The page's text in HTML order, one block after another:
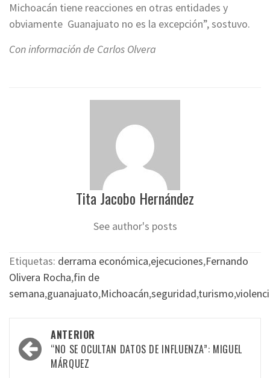
Michoacán tiene reacciones en otras entidades y
obviamente Guanajuato no es la excepción”, sostuvo.
Con información de Carlos Olvera
Tita Jacobo Hernández
See author's posts
Etiquetas: derrama económica,ejecuciones,Fernando
Olivera Rocha,fin de
semana,guanajuato,Michoacán,seguridad,turismo,
Navegación
por
ANTERIOR
“NO SE OCULTAN DATOS DE INFLUENZA”: MIGUEL
MÁRQUEZ